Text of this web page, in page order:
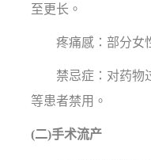
至更长。
疼痛感：部分女性
禁忌症：对药物过
等患者禁用。
(二)手术流产